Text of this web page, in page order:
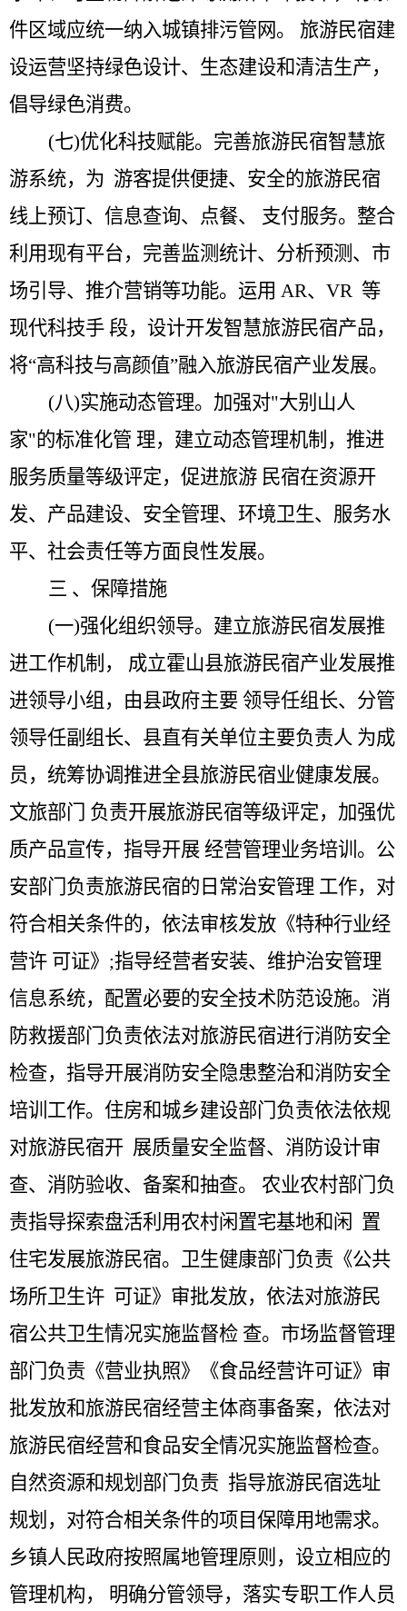
件区域应统一纳入城镇排污管网。
旅游民宿建
设运营坚持绿色设计、生态建设和清洁生产，
倡导绿色消费。
(七)优化科技赋能。 完善旅游民宿智慧旅
游系统，为 游客提供便捷、安全的旅游民宿
线上预订、信息查询、点餐、
支付服务。整合
利用现有平台，完善监测统计、分析预测、 市
场引导、推介营销等功能。运用 AR、 VR 等
现代科技手 段，设计开发智慧旅游民宿产品，
将“高科技与高颜值”融入旅游民宿产业发展。
(八)实施动态管理。 加强对"大别山人
家"的标准化管 理，建立动态管理机制，推进
服务质量等级评定，促进旅游 民宿在资源开
发、产品建设、安全管理、环境卫生、服务水
平、社会责任等方面良性发展。
三 、保障措施
(一)强化组织领导。 建立旅游民宿发展推
进工作机制，
成立霍山县旅游民宿产业发展推
进领导小组，由县政府主要 领导任组长、分管
领导任副组长、县直有关单位主要负责人 为成
员，统筹协调推进全县旅游民宿业健康发展。
文旅部门
负责开展旅游民宿等级评定，加强优
质产品宣传，指导开展 经营管理业务培训。公
安部门负责旅游民宿的日常治安管理 工作，对
符合相关条件的，依法审核发放《特种行业经
营许 可证》 ;指导经营者安装、维护治安管理
信息系统，配置必要的安全技术防范设施。消
防救援部门负责依法对旅游民宿进行消防安全
检查，指导开展消防安全隐患整治和消防安全
培训工作。住房和城乡建设部门负责依法依规
对旅游民宿开 展质量安全监督、消防设计审
查、消防验收、备案和抽查。 农业农村部门负
责指导探索盘活利用农村闲置宅基地和闲 置
住宅发展旅游民宿。卫生健康部门负责《公共
场所卫生许 可证》审批发放，依法对旅游民
宿公共卫生情况实施监督检 查。市场监督管理
部门负责《营业执照》《食品经营许可证》审
批发放和旅游民宿经营主体商事备案，依法对
旅游民宿经营和食品安全情况实施监督检查。
自然资源和规划部门负责 指导旅游民宿选址
规划，对符合相关条件的项目保障用地需求。
乡镇人民政府按照属地管理原则，设立相应的
管理机构， 明确分管领导，落实专职工作人员